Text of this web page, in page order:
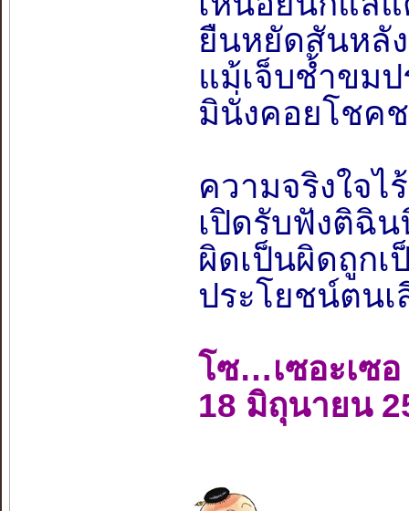
ยืนหยัดสันหลั
แม้เจ็บช้ำขม
มินั่งคอยโชค
ความจริงใจไ
เปิดรับฟังติฉิ
ผิดเป็นผิดถูก
ประโยชน์ตน
โซ…เซอะเซอ
18 มิถุนายน